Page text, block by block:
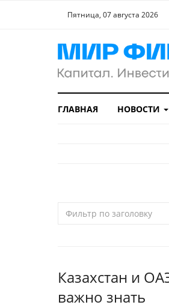
Пятница, 07 августа 2026
ГЛАВНАЯ НОВОСТИ
Казахстан и
важно знать